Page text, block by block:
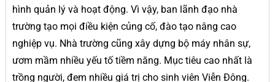
hình quản lý và hoạt động. Vì vậy, ban lãnh đạo nhà
trường tạo mọi điều kiện củng cố, đào tạo nâng cao
nghiệp vụ. Nhà trường cũng xây dựng bộ máy nhân sự,
ươm mầm nhiều yếu tố tiềm năng. Mục tiêu cao nhất là
trồng người, đem nhiều giá trị cho sinh viên Viễn Đông.